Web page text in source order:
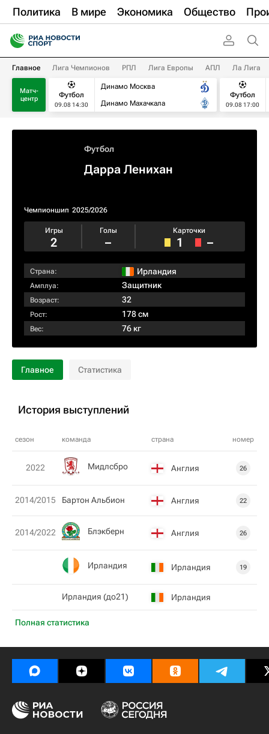
Политика В мире Экономика Общество
Главное Лига Чемпионов РПЛ Лига Европы АПЛ Ла Лига
Матч-
центр
Футбол
09.08 14:30
Динамо Москва
Динамо Махачкала
Футбол
09.08 17:00
Футбол
Дарра Ленихан
Чемпионшип 2025/2026
Игры
2
Голы
–
Карточки
1 –
Страна: Ирландия
Амплуа: Защитник
Возраст: 32
Рост: 178 см
Вес: 76 кг
Главное Статистика
История выступлений
сезон команда страна номер
Полная статистика
2022 Мидлсбро Англия 26
2014/2015 Бартон Альбион Англия 22
2014/2022 Блэкберн Англия 26
Ирландия Ирландия 19
Ирландия (до21) Ирландия